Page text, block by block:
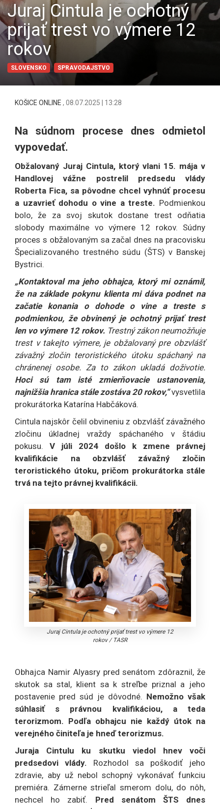
Juraj Cintula je ochotný
prijať trest vo výmere 12
rokov
SLOVENSKO SPRAVODAJSTVO
KOŠICE ONLINE , 08.07.2025 | 13:28
Na súdnom procese dnes odmietol
vypovedať.
Obžalovaný Juraj Cintula, ktorý vlani 15. mája v
Handlovej vážne postrelil predsedu vlády
Roberta Fica, sa pôvodne chcel vyhnúť procesu
a uzavrieť dohodu o vine a treste. Podmienkou
bolo, že za svoj skutok dostane trest odňatia
slobody maximálne vo výmere 12 rokov. Súdny
proces s obžalovaným sa začal dnes na pracovisku
Špecializovaného trestného súdu (ŠTS) v Banskej
Bystrici.
„Kontaktoval ma jeho obhajca, ktorý mi oznámil,
že na základe pokynu klienta mi dáva podnet na
začatie konania o dohode o vine a treste s
podmienkou, že obvinený je ochotný prijať trest
len vo výmere 12 rokov. Trestný zákon neumožňuje
trest v takejto výmere, je obžalovaný pre obzvlášť
závažný zločin teroristického útoku spáchaný na
chránenej osobe. Za to zákon ukladá doživotie.
Hoci sú tam isté zmierňovacie ustanovenia,
najnižšia hranica stále zostáva 20 rokov,“vysvetlila
prokurátorka Katarína Habčáková.
Cintula najskôr čelil obvineniu z obzvlášť závažného
zločinu úkladnej vraždy spáchaného v štádiu
pokusu. V júli 2024 došlo k zmene právnej
kvalifikácie na obzvlášť závažný zločin
teroristického útoku, pričom prokurátorka stále
trvá na tejto právnej kvalifikácii.
Juraj Cintula je ochotný prijať trest vo výmere 12
rokov/ TASR
Obhajca Namir Alyasry pred senátom zdôraznil, že
skutok sa stal, klient sa k streľbe priznal a jeho
postavenie pred súd je dôvodné. Nemožno však
súhlasiť s právnou kvalifikáciou, a teda
terorizmom. Podľa obhajcu nie každý útok na
verejného činiteľa je hneď terorizmus.
Juraja Cintulu ku skutku viedol hnev voči
predsedovi vlády. Rozhodol sa poškodiť jeho
zdravie, aby už nebol schopný vykonávať funkciu
premiéra. Zámerne strieľal smerom dolu, do nôh,
nechcel ho zabiť. Pred senátom ŠTS dnes